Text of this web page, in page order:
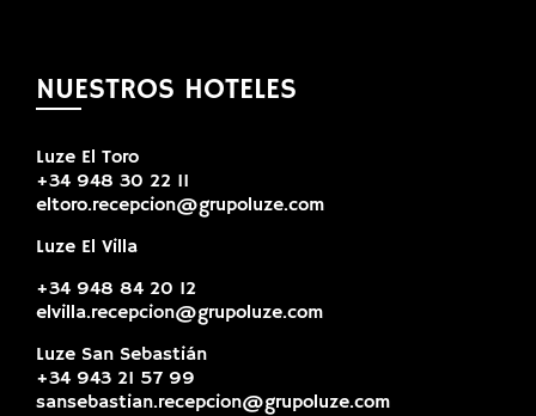
NUESTROS HOTELES
Luze El Toro
+34 948 30 22 11
eltoro.recepcion@grupoluze.com
Luze El Villa
+34 948 84 20 12
elvilla.recepcion@grupoluze.com
Luze San Sebastián
+34 943 21 57 99
sansebastian.recepcion@grupoluze.com